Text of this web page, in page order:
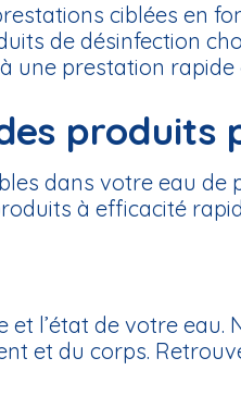
ciblées en
de désinfection
une prestation rapide
dans votre eau de
à efficacité
l’état de votre eau.
et du corps.